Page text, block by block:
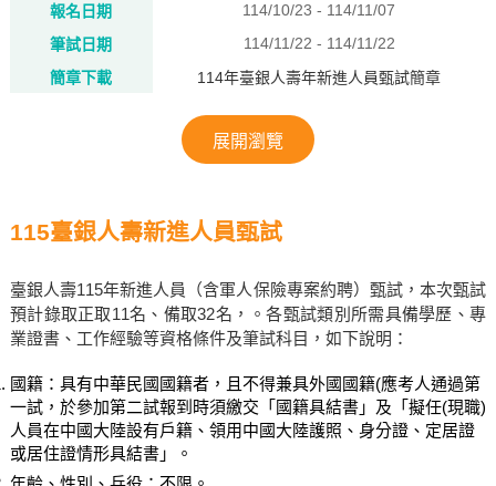
報名日期
114/10/23 - 114/11/07
筆試日期
114/11/22 - 114/11/22
簡章下載
114年臺銀人壽年新進人員甄試簡章
展開瀏覽
115臺銀人壽新進人員甄試
臺銀人壽115年新進人員（含軍人保險專案約聘）甄試，本次甄試
預計錄取正取11名、備取32名，。各甄試類別所需具備學歷、專
業證書、工作經驗等資格條件及筆試科目，如下說明：
國籍：具有中華民國國籍者，且不得兼具外國國籍(應考人通過第
一試，於參加第二試報到時須繳交「國籍具結書」及「擬任(現職)
人員在中國大陸設有戶籍、領用中國大陸護照、身分證、定居證
或居住證情形具結書」。